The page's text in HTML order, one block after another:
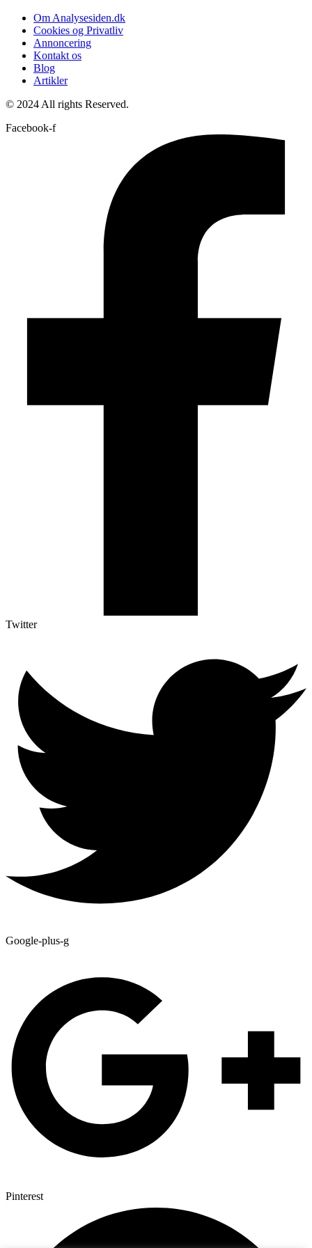
Om Analysesiden.dk
Cookies og Privatliv
Annoncering
Kontakt os
Blog
Artikler
© 2024 All rights Reserved.
Facebook-f
Twitter
Google-plus-g
Pinterest